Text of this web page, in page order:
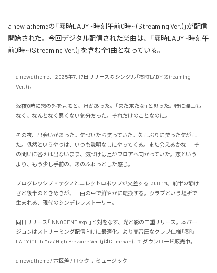
a new athemeの「零時LADY ~時刻午前0時~ (Streaming Ver.)」が配信
開始された。今回デジタル配信された楽曲は、「零時LADY ~時刻午
前0時~ (Streaming Ver.)」を含む全1曲となっている。
a new atheme、2025年7月7日リリースのシングル「零時LADY (Streaming
Ver.)」。
深夜0時に窓の外を見ると、月があった。「また来たな」と思った。特に理由も
なく、なんとなく悪くない気分だった。それだけのことなのに。
その夜、出会いがあった。気づいたら笑っていた。久しぶりに笑った気がし
た。偶然というやつは、いつも説明なしにやってくる。また会えるかな——そ
の問いに答えは出ないまま、気づけば足がフロアへ向かっていた。恋という
より、もう少し手前の、あのふわっとした感じ。
プログレッシブ・テクノとエレクトロポップが交差する130BPM。前半の静け
さと後半のときめきが、一曲の中で鮮やかに転換する。クラブという場所で
生まれる、現代のシンデレラストーリー。
同日リリース「INNOCENT exp.」と対をなす、光と影の二重リリース。本バー
ジョンはストリーミング配信向けに最適化。より高音圧なクラブ仕様「零時
LADY (Club Mix / High Pressure Ver.)」はGumroadにてダウンロード販売中。
a new atheme / 六区差 / ロックサ ミュージック